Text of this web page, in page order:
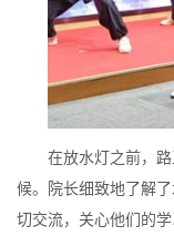
在放水灯之前，
候。院长细致地了解
切交流，关心他们的